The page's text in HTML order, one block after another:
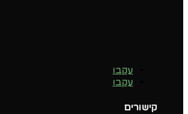
עקבו
עקבו
קישורים